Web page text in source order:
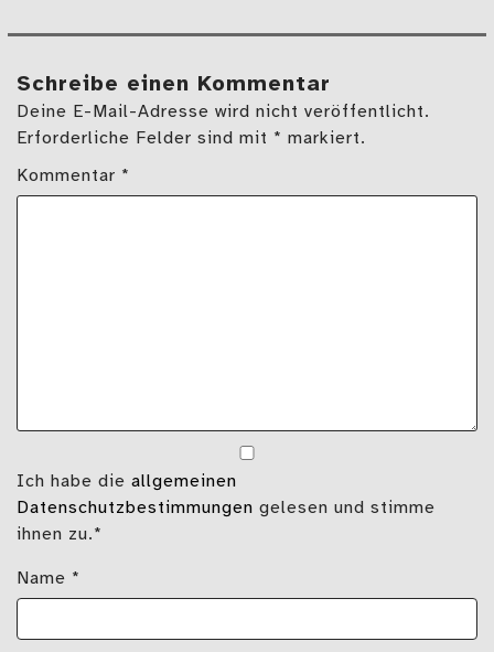
Schreibe einen Kommentar
Deine E-Mail-Adresse wird nicht veröffentlicht.
Erforderliche Felder sind mit * markiert.
Kommentar *
Ich habe die allgemeinen
Datenschutzbestimmungen gelesen und stimme
ihnen zu.*
Name *